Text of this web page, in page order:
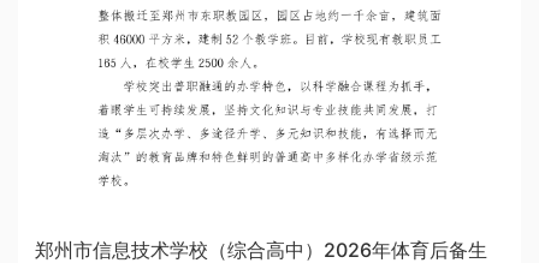
郑州市信息技术学校（综合高中）2026年体育后备生